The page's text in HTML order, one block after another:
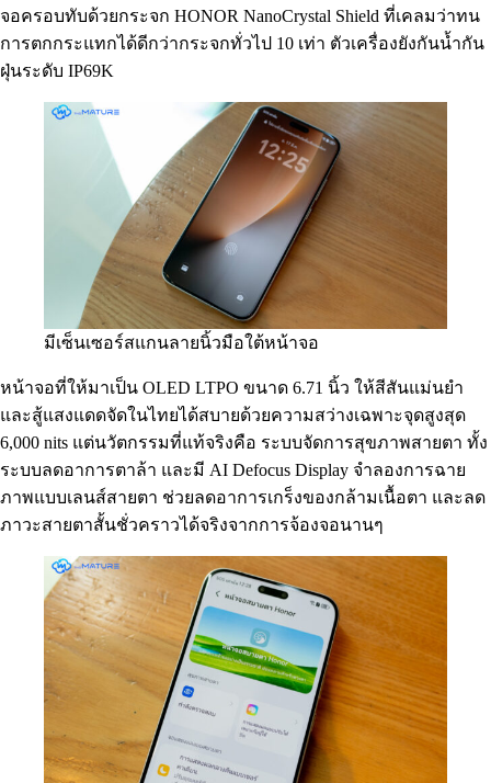
จอครอบทับด้วยกระจก HONOR NanoCrystal Shield ที่เคลมว่าทน
การตกกระแทกได้ดีกว่ากระจกทั่วไป 10 เท่า ตัวเครื่องยังกันน้ำกัน
ฝุ่นระดับ IP69K
มีเซ็นเซอร์สแกนลายนิ้วมือใต้หน้าจอ
หน้าจอที่ให้มาเป็น OLED LTPO ขนาด 6.71 นิ้ว ให้สีสันแม่นยำ
และสู้แสงแดดจัดในไทยได้สบายด้วยความสว่างเฉพาะจุดสูงสุด
6,000 nits แต่นวัตกรรมที่แท้จริงคือ ระบบจัดการสุขภาพสายตา ทั้ง
ระบบลดอาการตาล้า และมี AI Defocus Display จำลองการฉาย
ภาพแบบเลนส์สายตา ช่วยลดอาการเกร็งของกล้ามเนื้อตา และลด
ภาวะสายตาสั้นชั่วคราวได้จริงจากการจ้องจอนานๆ